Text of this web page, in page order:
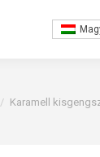
Karamell
Magyar